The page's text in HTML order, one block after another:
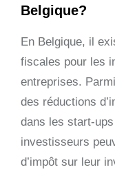
Belgique?
En Belgique, il
fiscales pour les
entreprises.
des réductions
dans les start-
investisseurs
d’impôt sur leur